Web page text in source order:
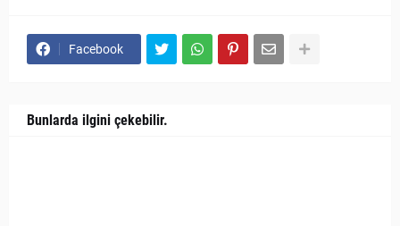
Facebook
Bunlarda ilgini çekebilir.